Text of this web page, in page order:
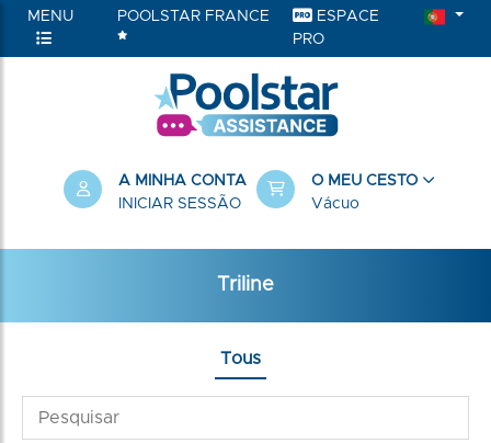
MENU POOLSTAR FRANCE
ESPACE
PRO
A MINHA CONTA
INICIAR SESSÃO
O MEU CESTO
Vácuo
Triline
Tous